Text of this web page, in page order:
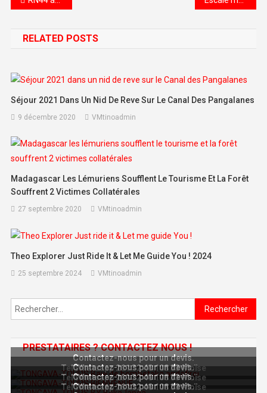
RELATED POSTS
Séjour 2021 Dans Un Nid De Reve Sur Le Canal Des Pangalanes
9 décembre 2020 VMtinoadmin
Madagascar Les Lémuriens Soufflent Le Tourisme Et La Forêt
Souffrent 2 Victimes Collatérales
27 septembre 2020 VMtinoadmin
Theo Explorer Just Ride It & Let Me Guide You ! 2024
25 septembre 2024 VMtinoadmin
Rechercher :
PRESTATAIRES ? CONTACTEZ NOUS !
Contactez-nous pour un devis.
Tel Whatsapp 261 32 48 108 33 Moïse
Contactez-nous pour un devis.
Tel Whatsapp 261 32 48 108 33 Moïse
Contactez-nous pour un devis.
Tel Whatsapp 261 32 48 108 33 Moïse
Contactez-nous pour un devis.